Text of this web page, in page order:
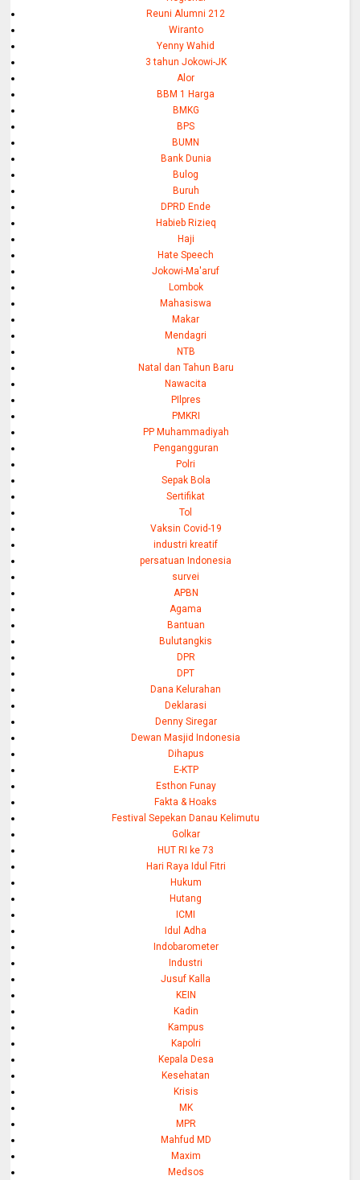
Reuni Alumni 212
Wiranto
Yenny Wahid
3 tahun Jokowi-JK
Alor
BBM 1 Harga
BMKG
BPS
BUMN
Bank Dunia
Bulog
Buruh
DPRD Ende
Habieb Rizieq
Haji
Hate Speech
Jokowi-Ma'aruf
Lombok
Mahasiswa
Makar
Mendagri
NTB
Natal dan Tahun Baru
Nawacita
PIlpres
PMKRI
PP Muhammadiyah
Pengangguran
Polri
Sepak Bola
Sertifikat
Tol
Vaksin Covid-19
industri kreatif
persatuan Indonesia
survei
APBN
Agama
Bantuan
Bulutangkis
DPR
DPT
Dana Kelurahan
Deklarasi
Denny Siregar
Dewan Masjid Indonesia
Dihapus
E-KTP
Esthon Funay
Fakta & Hoaks
Festival Sepekan Danau Kelimutu
Golkar
HUT RI ke 73
Hari Raya Idul Fitri
Hukum
Hutang
ICMI
Idul Adha
Indobarometer
Industri
Jusuf Kalla
KEIN
Kadin
Kampus
Kapolri
Kepala Desa
Kesehatan
Krisis
MK
MPR
Mahfud MD
Maxim
Medsos